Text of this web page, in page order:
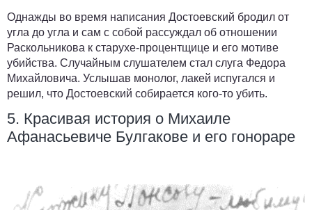
Однажды во время написания Достоевский бродил от
угла до угла и сам с собой рассуждал об отношении
Раскольникова к старухе-процентщице и его мотиве
убийства. Случайным слушателем стал слуга Федора
Михайловича. Услышав монолог, лакей испугался и
решил, что Достоевский собирается кого-то убить.
5. Красивая история о Михаиле
Афанасьевиче Булгакове и его гонораре